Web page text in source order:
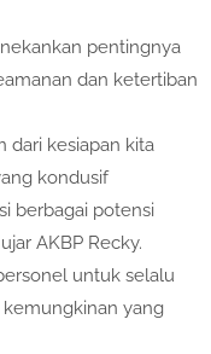
pentingnya
dan ketertiban
dari kesiapan kita
kondusif
berbagai potensi
AKBP Recky.
untuk selalu
kemungkinan yang